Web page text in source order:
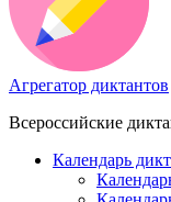
Агрегатор диктантов
Всероссийские
Календарь